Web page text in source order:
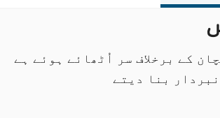
کے برخلاف سر اُٹھائے ہوئے ہے
بنا دیتے